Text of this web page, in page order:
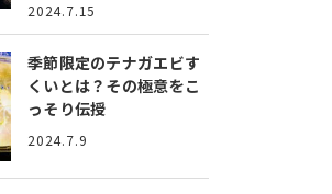
2024.7.15
季節限定のテナガエビす
くいとは？ その極意をこ
っそり伝授
2024.7.9